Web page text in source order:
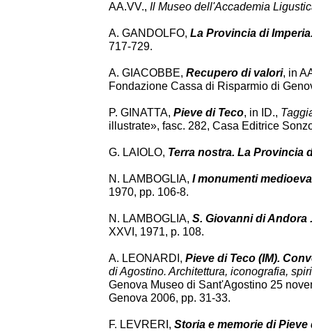
AA.VV., Il Museo dell'Accademia
A. GANDOLFO, La Provincia di
717-729.
A. GIACOBBE, Recupero di valori, in
Fondazione Cassa di Risparmio di
P. GINATTA, Pieve di Teco, in ID.,
illustrate», fasc. 282, Casa Editrice
G. LAIOLO, Terra nostra. La Provincia
N. LAMBOGLIA, I monumenti
1970, pp. 106-8.
N. LAMBOGLIA, S. Giovanni di Andora
XXVI, 1971, p. 108.
A. LEONARDI, Pieve di Teco (IM).
di Agostino. Architettura, iconografia,
Genova Museo di Sant'Agostino 25
Genova 2006, pp. 31-33.
F. LEVRERI, Storia e memorie di Pieve